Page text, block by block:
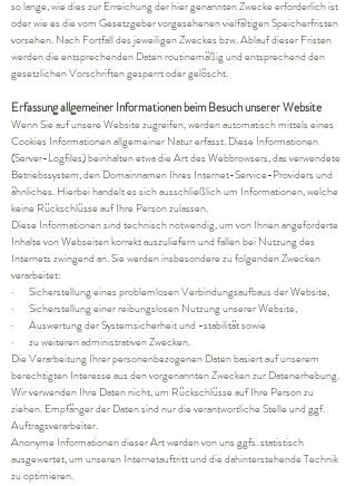
so lange, wie dies zur Erreichung der hier genannten Zwecke erforderlich ist
oder wie es die vom Gesetzgeber vorgesehenen vielfältigen Speicherfristen
vorsehen. Nach Fortfall des jeweiligen Zweckes bzw. Ablauf dieser Fristen
werden die entsprechenden Daten routinemäßig und entsprechend den
gesetzlichen Vorschriften gesperrt oder gelöscht.
Erfassung allgemeiner Informationen beim Besuch unserer Website
Wenn Sie auf unsere Website zugreifen, werden automatisch mittels eines
Cookies Informationen allgemeiner Natur erfasst. Diese Informationen
(Server-Logfiles) beinhalten etwa die Art des Webbrowsers, das verwendete
Betriebssystem, den Domainnamen Ihres Internet-Service-Providers und
ähnliches. Hierbei handelt es sich ausschließlich um Informationen, welche
keine Rückschlüsse auf Ihre Person zulassen.
Diese Informationen sind technisch notwendig, um von Ihnen angeforderte
Inhalte von Webseiten korrekt auszuliefern und fallen bei Nutzung des
Internets zwingend an. Sie werden insbesondere zu folgenden Zwecken
verarbeitet:
· Sicherstellung eines problemlosen Verbindungsaufbaus der Website,
· Sicherstellung einer reibungslosen Nutzung unserer Website,
· Auswertung der Systemsicherheit und -stabilität sowie
· zu weiteren administrativen Zwecken.
Die Verarbeitung Ihrer personenbezogenen Daten basiert auf unserem
berechtigten Interesse aus den vorgenannten Zwecken zur Datenerhebung.
Wir verwenden Ihre Daten nicht, um Rückschlüsse auf Ihre Person zu
ziehen. Empfänger der Daten sind nur die verantwortliche Stelle und ggf.
Auftragsverarbeiter.
Anonyme Informationen dieser Art werden von uns ggfs. statistisch
ausgewertet, um unseren Internetauftritt und die dahinterstehende Technik
zu optimieren.